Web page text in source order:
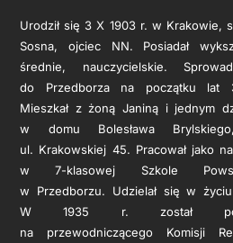
Urodził się 3 X 1903 r. w Krakowie,
Sosna, ojciec NN. Posiadał
średnie, nauczycielskie.
do Przedborza na początku lat
Mieszkał z żoną Janiną i jednym
w domu Bolesława
ul. Krakowskiej 45. Pracował jako
w 7-klasowej Szkole
w Przedborzu. Udzielał się w
W 1935 r. został
na przewodniczącego Komisji